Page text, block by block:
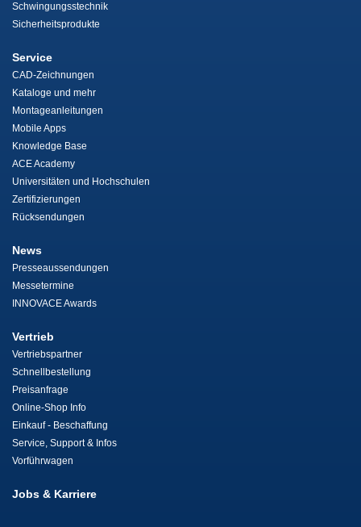
Schwingungsstechnik
Sicherheitsprodukte
Service
CAD-Zeichnungen
Kataloge und mehr
Montageanleitungen
Mobile Apps
Knowledge Base
ACE Academy
Universitäten und Hochschulen
Zertifizierungen
Rücksendungen
News
Presseaussendungen
Messetermine
INNOVACE Awards
Vertrieb
Vertriebspartner
Schnellbestellung
Preisanfrage
Online-Shop Info
Einkauf - Beschaffung
Service, Support & Infos
Vorführwagen
Jobs & Karriere